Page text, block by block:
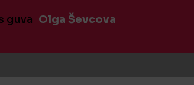
guva Olga Ševcova